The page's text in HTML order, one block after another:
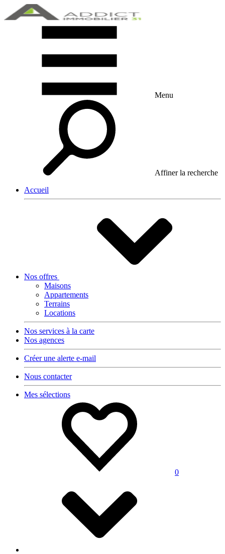
Menu
Affiner la recherche
Accueil
Nos offres
Maisons
Appartements
Terrains
Locations
Nos services à la carte
Nos agences
Créer une alerte e-mail
Nous contacter
Mes sélections
0